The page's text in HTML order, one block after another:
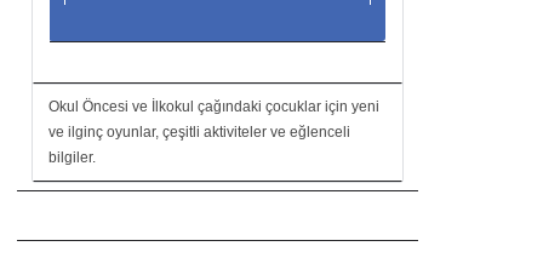
Okul Öncesi ve İlkokul çağındaki çocuklar için yeni
ve ilginç oyunlar, çeşitli aktiviteler ve eğlenceli
bilgiler.